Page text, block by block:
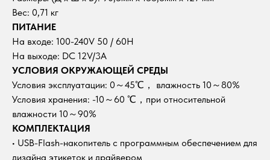
Вес: 0,71 кг
ПИТАНИЕ
На входе: 100-240V 50 / 60H
На выходе: DC 12V/3A
УСЛОВИЯ ОКРУЖАЮЩЕЙ СРЕДЫ
Условия эксплуатации: 0～45℃， влажность 10～80%
Условия хранения: -10～60 ℃，при относительной
влажности 10～90%
КОМПЛЕКТАЦИЯ
• USB-Flash-накопитель с программным обеспечением для
дизайна этикеток и драйвером